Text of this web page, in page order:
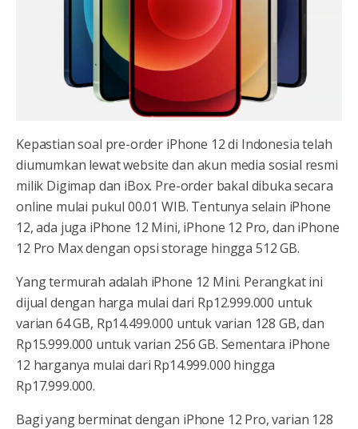
Kepastian soal pre-order iPhone 12 di Indonesia telah
diumumkan lewat website dan akun media sosial resmi
milik Digimap dan iBox. Pre-order bakal dibuka secara
online mulai pukul 00.01 WIB. Tentunya selain iPhone
12, ada juga iPhone 12 Mini, iPhone 12 Pro, dan iPhone
12 Pro Max dengan opsi storage hingga 512 GB.
Yang termurah adalah iPhone 12 Mini. Perangkat ini
dijual dengan harga mulai dari Rp12.999.000 untuk
varian 64 GB, Rp14.499.000 untuk varian 128 GB, dan
Rp15.999.000 untuk varian 256 GB. Sementara iPhone
12 harganya mulai dari Rp14.999.000 hingga
Rp17.999.000.
Bagi yang berminat dengan iPhone 12 Pro, varian 128